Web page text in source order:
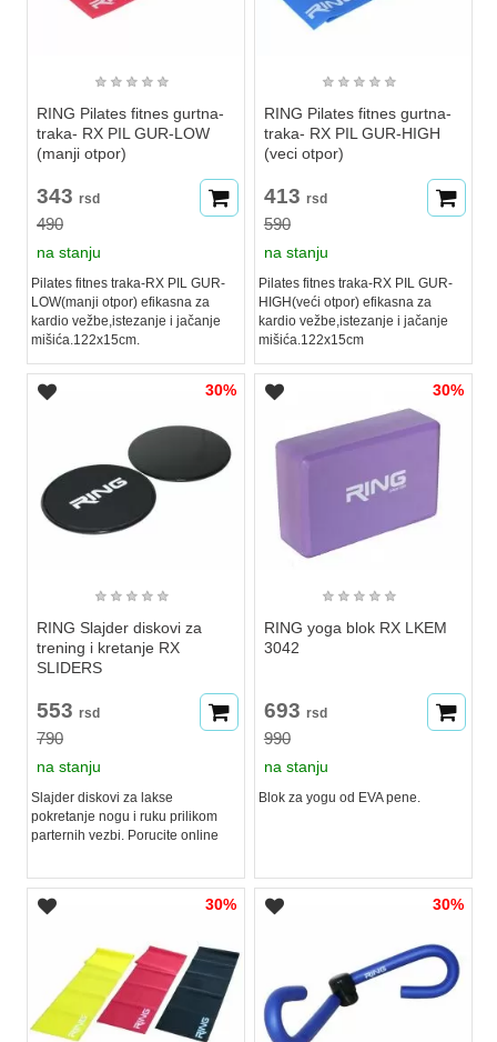
★ ★ ★ ★ ★
RING Pilates fitnes gurtna-
traka- RX PIL GUR-LOW
(manji otpor)
343 rsd
490
na stanju
Pilates fitnes traka-RX PIL GUR-
LOW(manji otpor) efikasna za
kardio vežbe,istezanje i jačanje
mišića.122x15cm.
★ ★ ★ ★ ★
RING Pilates fitnes gurtna-
traka- RX PIL GUR-HIGH
(veci otpor)
413 rsd
590
na stanju
Pilates fitnes traka-RX PIL GUR-
HIGH(veći otpor) efikasna za
kardio vežbe,istezanje i jačanje
mišića.122x15cm
30%
★ ★ ★ ★ ★
RING Slajder diskovi za
trening i kretanje RX
SLIDERS
553 rsd
790
na stanju
Slajder diskovi za lakse
pokretanje nogu i ruku prilikom
parternih vezbi. Porucite online
30%
★ ★ ★ ★ ★
RING yoga blok RX LKEM
3042
693 rsd
990
na stanju
Blok za yogu od EVA pene.
30% 30%